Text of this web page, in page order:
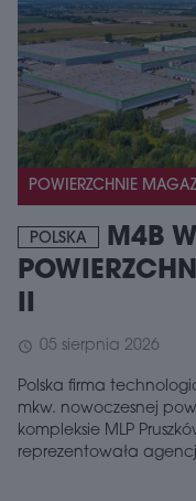
POWIERZCHNIE
POLSKA
M4B
II
schedule 05 sierpnia 2026
Polska firma
mkw. nowoczesnej
kompleksie MLP
reprezentowała